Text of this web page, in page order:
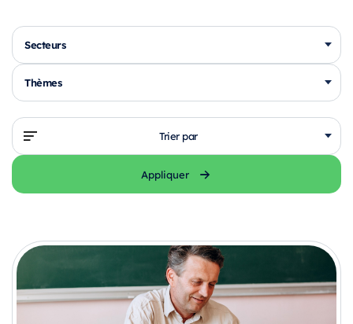
Secteurs
Thèmes
Trier par
Appliquer